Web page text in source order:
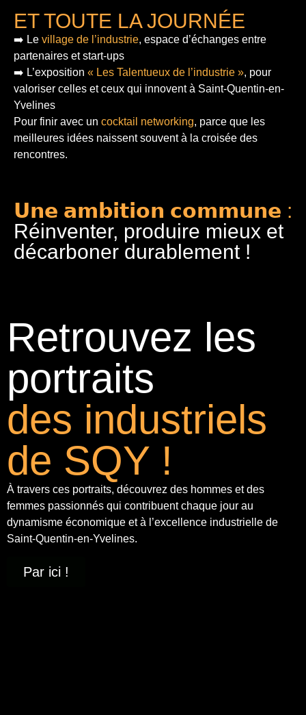
ET TOUTE LA JOURNÉE
➡️ Le village de l’industrie, espace d’échanges entre
partenaires et start-ups
➡️ L’exposition « Les Talentueux de l’industrie », pour
valoriser celles et ceux qui innovent à Saint-Quentin-en-
Yvelines
Pour finir avec un cocktail networking, parce que les
meilleures idées naissent souvent à la croisée des
rencontres.
𝗨𝗻𝗲 𝗮𝗺𝗯𝗶𝘁𝗶𝗼𝗻 𝗰𝗼𝗺𝗺𝘂𝗻𝗲 :
Réinventer, produire mieux et
décarboner durablement !
Retrouvez les
portraits
des industriels
de SQY !
À travers ces portraits, découvrez des hommes et des
femmes passionnés qui contribuent chaque jour au
dynamisme économique et à l’excellence industrielle de
Saint-Quentin-en-Yvelines.
Par ici !